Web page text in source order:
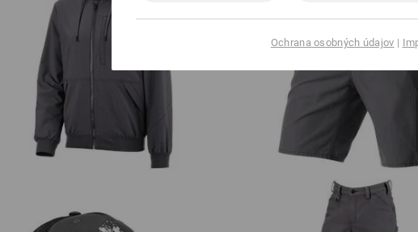
Bunda s kapucňou e.s.iconic Šortky e.s.iconic
Ochrana osobných údajov |